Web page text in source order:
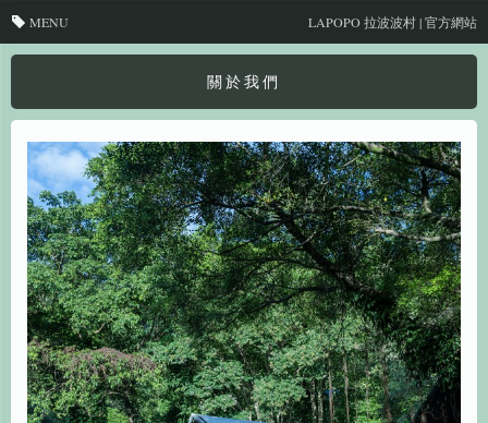
關於我們
MENU LAPOPO 拉波波村 | 官方網站